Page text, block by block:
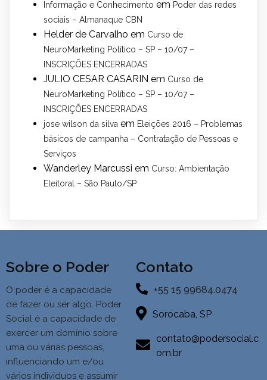
Informação e Conhecimento em Poder das redes
sociais – Almanaque CBN
Helder de Carvalho em Curso de
NeuroMarketing Político – SP – 10/07 –
INSCRIÇÕES ENCERRADAS
JULIO CESAR CASARIN em Curso de
NeuroMarketing Político – SP – 10/07 –
INSCRIÇÕES ENCERRADAS
jose wilson da silva em Eleições 2016 – Problemas
básicos de campanha – Contratação de Pessoas e
Serviços
Wanderley Marcussi em Curso: Ambientação
Eleitoral – São Paulo/SP
Sobre o Poder
O poder é a capacidade
de fazer ou ser algo. Poder
Social é a capacidade de
exercer um domínio sobre
uma ou várias pessoas,
influenciando um e/ou
vários indivíduos e assumir
Contato
+55 15 99684.0474
Sorocaba, SP
contato@podersocial.c
om.br